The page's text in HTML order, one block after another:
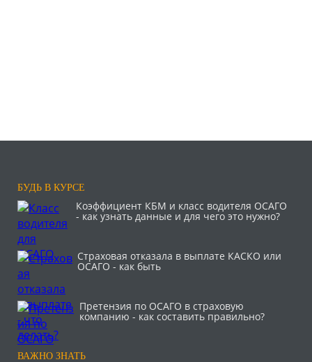
БУДЬ В КУРСЕ
Коэффициент КБМ и класс водителя ОСАГО
- как узнать данные и для чего это нужно?
Страховая отказала в выплате КАСКО или
ОСАГО - как быть
Претензия по ОСАГО в страховую
компанию - как составить правильно?
ВАЖНО ЗНАТЬ